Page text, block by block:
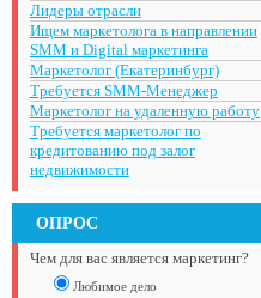
Лидеры отрасли
Ищем маркетолога в направлении
SMM и Digital маркетинга
Маркетолог (Екатеринбург)
Требуется SMM-Менеджер
Маркетолог на удаленную работу
Требуется маркетолог по
кредитованию под залог
недвижимости
ОПРОС
Чем для вас является маркетинг?
Любимое дело